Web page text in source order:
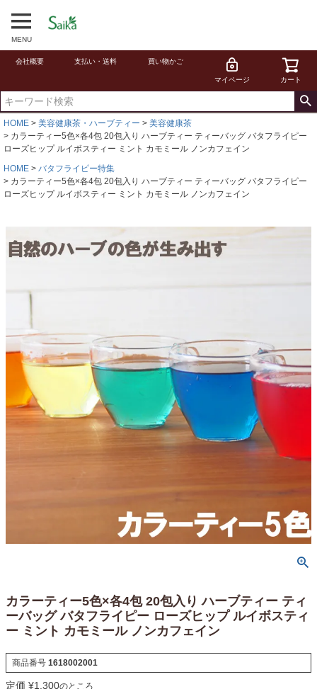
MENU
会社概要 支払い・送料 買い物かご
マイページ カート
HOME 美容健康茶・ハーブティー
美容健康茶
カラーティー5色×各4包 20包入り ハーブティー ティーバッグ バタフライピー
ローズヒップ ルイボスティー ミント カモミール ノンカフェイン
HOME
バタフライピー特集
カラーティー5色×各4包 20包入り ハーブティー ティーバッグ バタフライピー
ローズヒップ ルイボスティー ミント カモミール ノンカフェイン
カラーティー5色×各4包 20包入り ハーブティー ティ
ーバッグ バタフライピー ローズヒップ ルイボスティ
ー ミント カモミール ノンカフェイン
商品番号 1618002001
定価 ¥1,300のところ